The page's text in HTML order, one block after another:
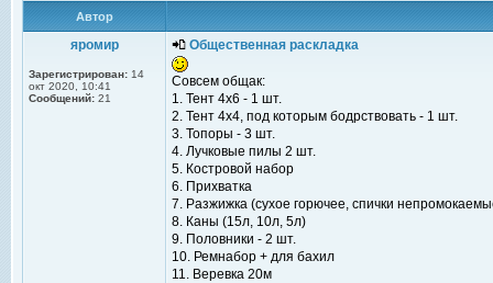
Автор
яромир
Зарегистрирован: 14
окт 2020, 10:41
Сообщений: 21
Общественная раскладка
Совсем общак:
1. Тент 4x6 - 1 шт.
2. Тент 4х4, под которым бодрствовать - 1 шт.
3. Топоры - 3 шт.
4. Лучковые пилы 2 шт.
5. Костровой набор
6. Прихватка
7. Разжижка (сухое горючее, спички
8. Каны (15л, 10л, 5л)
9. Половники - 2 шт.
10. Ремнабор + для бахил
11. Веревка 20м